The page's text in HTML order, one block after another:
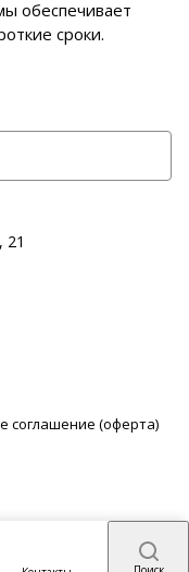
обеспечивает
сроки.
21
соглашение (оферта)